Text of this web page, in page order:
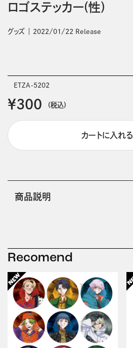
ロゴステッカー(性)
グッズ 2022/01/22 Release
ETZA-5202
￥300 (税込)
カートに入れる
商品説明
Recomend